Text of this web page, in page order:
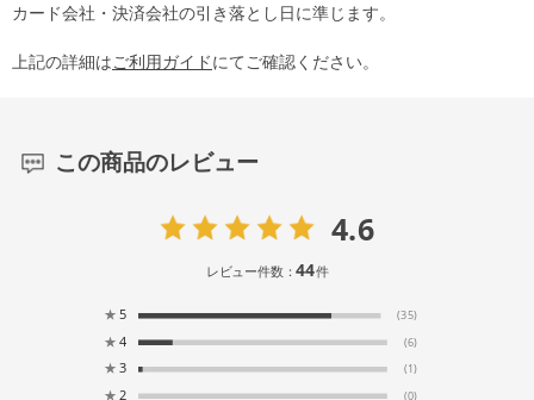
カード会社・決済会社の引き落とし日に準じます。
上記の詳細はご利用ガイドにてご確認ください。
この商品のレビュー
4.6
レビュー件数：44件
★ 5 (35)
★ 4 (6)
★ 3 (1)
★ 2 (0)